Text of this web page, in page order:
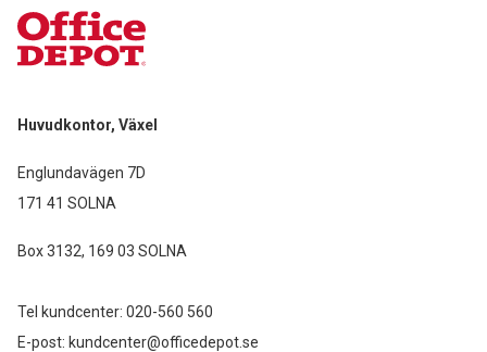
Huvudkontor, Växel
Englundavägen 7D
171 41 SOLNA
Box 3132, 169 03 SOLNA
Tel kundcenter: 020-560 560
E-post: kundcenter@officedepot.se